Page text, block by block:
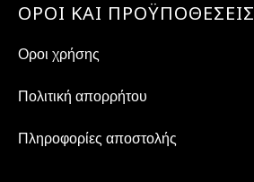
ΟΡΟΙ ΚΑΙ ΠΡΟΫΠΟΘΕΣΕΙΣ
Οροι χρήσης
Πολιτική απορρήτου
Πληροφορίες αποστολής